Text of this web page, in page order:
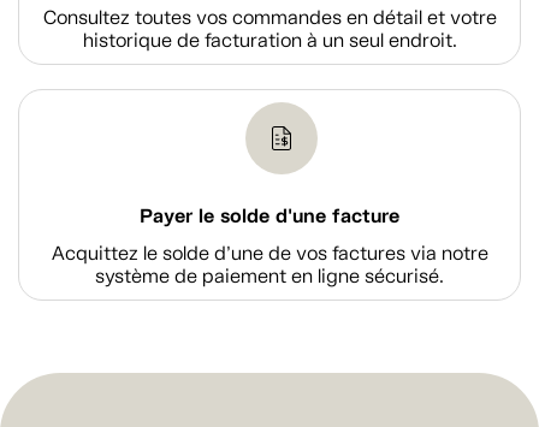
Consultez toutes vos commandes en détail et votre
historique de facturation à un seul endroit.
Payer le solde d'une facture
Acquittez le solde d’une de vos factures via notre
système de paiement en ligne sécurisé.